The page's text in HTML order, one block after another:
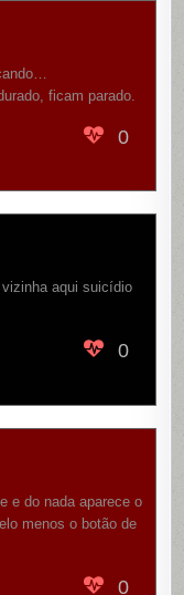
ficam parado.
0
aqui suicídio
0
e do nada aparece o
menos o botão de
0